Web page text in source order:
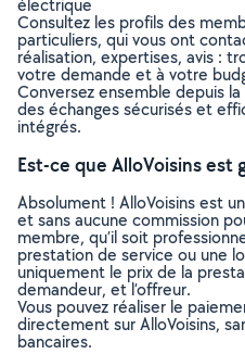
électrique
Consultez les profils des
particuliers, qui vous ont
réalisation, expertises, avis :
votre demande et à votre
Conversez ensemble depuis
des échanges sécurisés et
intégrés.
Est-ce que AlloVoisins est
Absolument ! AlloVoisins est
et sans aucune commission
membre, qu’il soit
prestation de service ou une
uniquement le prix de la
demandeur, et l’offreur.
Vous pouvez réaliser le
directement sur AlloVoisins,
bancaires.